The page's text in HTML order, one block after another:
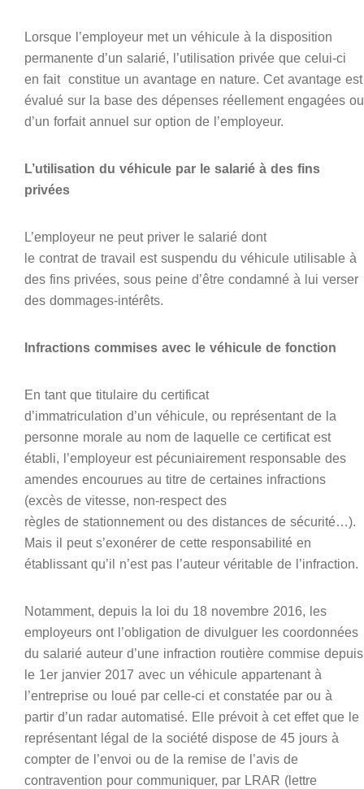
Lorsque l’employeur met un véhicule à la disposition
permanente d’un salarié, l’utilisation privée que celui-ci
en fait constitue un avantage en nature. Cet avantage est
évalué sur la base des dépenses réellement engagées ou
d’un forfait annuel sur option de l’employeur.
L’utilisation du véhicule par le salarié à des fins
privées
L’employeur ne peut priver le salarié dont
le contrat de travail est suspendu du véhicule utilisable à
des fins privées, sous peine d’être condamné à lui verser
des dommages-intérêts.
Infractions commises avec le véhicule de fonction
En tant que titulaire du certificat
d’immatriculation d’un véhicule, ou représentant de la
personne morale au nom de laquelle ce certificat est
établi, l’employeur est pécuniairement responsable des
amendes encourues au titre de certaines infractions
(excès de vitesse, non-respect des
règles de stationnement ou des distances de sécurité…).
Mais il peut s’exonérer de cette responsabilité en
établissant qu’il n’est pas l’auteur véritable de l’infraction.
Notamment, depuis la loi du 18 novembre 2016, les
employeurs ont l’obligation de divulguer les coordonnées
du salarié auteur d’une infraction routière commise depuis
le 1er janvier 2017 avec un véhicule appartenant à
l’entreprise ou loué par celle-ci et constatée par ou à
partir d’un radar automatisé. Elle prévoit à cet effet que le
représentant légal de la société dispose de 45 jours à
compter de l’envoi ou de la remise de l’avis de
contravention pour communiquer, par LRAR (lettre